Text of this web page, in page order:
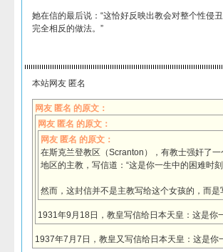
她在信的最后说：“这恰好反映出教会对整个性侵
完全相反的做法。”
本站网友 匿名
网友 匿名 的原文：
网友 匿名 的原文：
网友 匿名 的原文：
在斯克兰登教区（Scranton），有教士强奸了
地区的主教，写信道：“这是你一生中的困难时
然而，这封信并不是主教写给这个女孩的，而是
1931年9月18日，教皇写信给日本天皇：这是
1937年7月7日，教皇又写信给日本天皇：这是